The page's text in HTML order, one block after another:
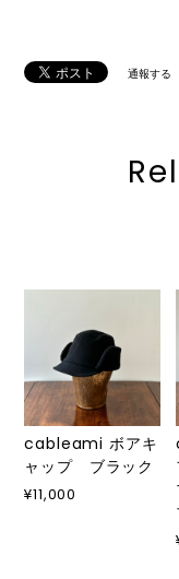
通報する
cableami ボアキ
ャップ ブラック
¥11,000